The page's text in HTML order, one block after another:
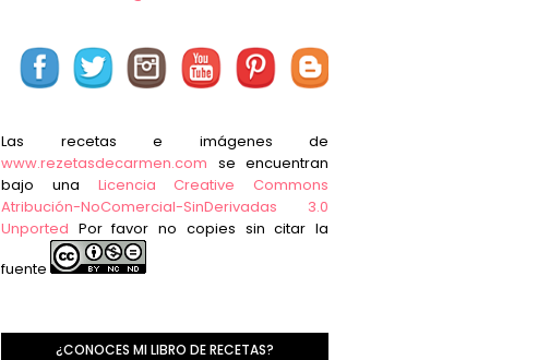
Las recetas e imágenes de
www.rezetasdecarmen.com se encuentran
bajo una Licencia Creative Commons
Atribución-NoComercial-SinDerivadas 3.0
Unported Por favor no copies sin citar la
fuente
¿CONOCES MI LIBRO DE RECETAS?